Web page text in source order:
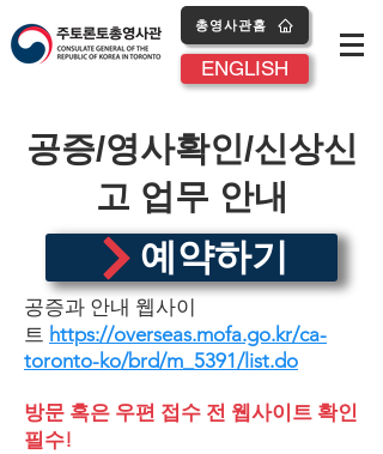
총영사관홈
ENGLISH
공증/영사확인/신상신
고 업무 안내
예약하기
공증과 안내 웹사이
트 https://overseas.mofa.go.kr/ca-
toronto-ko/brd/m_5391/list.do
방문 혹은 우편 접수 전 웹사이트 확인
필수!